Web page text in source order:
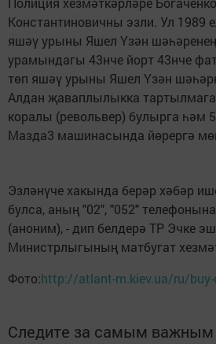
Константиновичны эзли. Ул 1989
яшәү урыны Яшел Үзән
урамындагы 43нче йорт 43нче
төп яшәү урыны Яшел Үзән
Алдан җаваплылыкка
коралы (револьвер) булырга һәм
Мазда3 машинасында йөрергә
Эзләнүче хакында берәр хәбәр
булса, аның "02", "052"
(аноним), - дип белдерә ТР Эчке
Министрлыгының матбугат
Фото:http://atlant-m.kiev.ua/ru/
Следите за самым важным